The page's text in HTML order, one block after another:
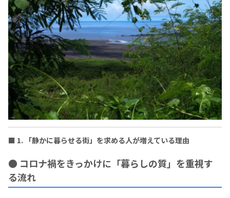
■ 1. 「静かに暮らせる街」を求める人が増えている理由
● コロナ禍をきっかけに「暮らしの質」を重視す
る流れ